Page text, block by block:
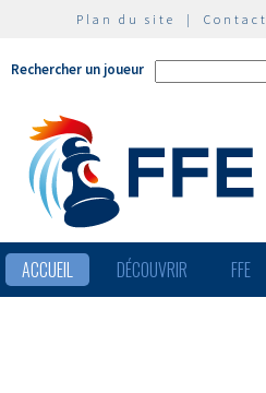
Plan du site | Contact
Rechercher un joueur
ACCUEIL DÉCOUVRIR FFE